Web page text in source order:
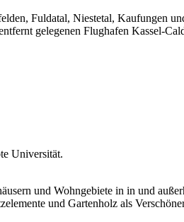
Fuldatal, Niestetal, Kaufungen
gelegenen Flughafen Kassel-
Universität.
und Wohngebiete in in und
und Gartenholz als